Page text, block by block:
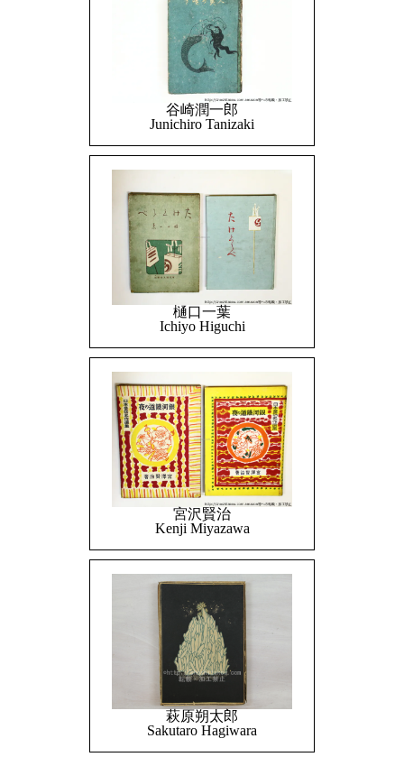
谷崎潤一郎
Junichiro Tanizaki
樋口一葉
Ichiyo Higuchi
宮沢賢治
Kenji Miyazawa
萩原朔太郎
Sakutaro Hagiwara